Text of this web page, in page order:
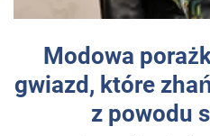
Modowa
gwiazd, które
z powodu